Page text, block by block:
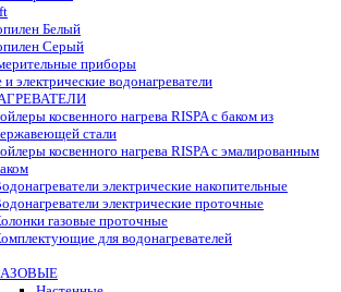
Белый
Серый
приборы
электрические водонагреватели
косвенного нагрева RISPA с баком из
стали
косвенного нагрева RISPA с эмалированным
электрические накопительные
электрические проточные
газовые проточные
для водонагревателей